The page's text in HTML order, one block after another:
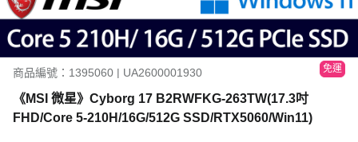
商品編號：1395060 | UA2600001930 免運
《MSI 微星》Cyborg 17 B2RWFKG-263TW(17.3吋
FHD/Core 5-210H/16G/512G SSD/RTX5060/Win11)